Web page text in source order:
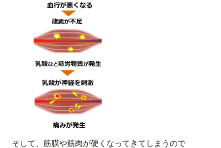
そして、筋膜や筋肉が硬くなってきてしまうので